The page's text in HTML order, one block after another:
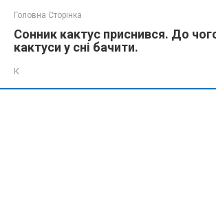
Головна Сторінка
Сонник кактус приснився. До
кактуси у сні бачити.
К